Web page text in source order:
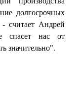
долгосрочных
считает Андрей
спасет нас от
значительно".